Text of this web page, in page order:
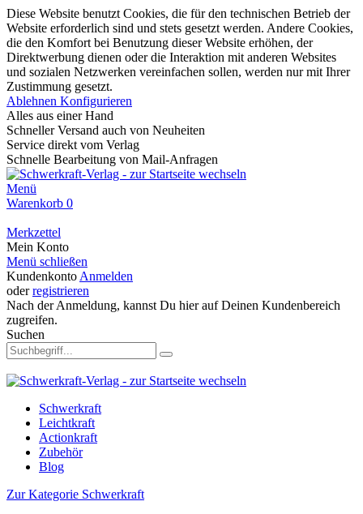
Diese Website benutzt Cookies, die für den technischen Betrieb der
Website erforderlich sind und stets gesetzt werden. Andere Cookies,
die den Komfort bei Benutzung dieser Website erhöhen, der
Direktwerbung dienen oder die Interaktion mit anderen Websites
und sozialen Netzwerken vereinfachen sollen, werden nur mit Ihrer
Zustimmung gesetzt.
Ablehnen Konfigurieren
Alles aus einer Hand
Schneller Versand auch von Neuheiten
Service direkt vom Verlag
Schnelle Bearbeitung von Mail-Anfragen
Menü
Warenkorb 0
Merkzettel
Mein Konto
Menü schließen
Kundenkonto Anmelden
oderregistrieren
Nach der Anmeldung, kannst Du hier auf Deinen Kundenbereich
zugreifen.
Suchen
Schwerkraft
Leichtkraft
Actionkraft
Zubehör
Blog
Zur Kategorie Schwerkraft